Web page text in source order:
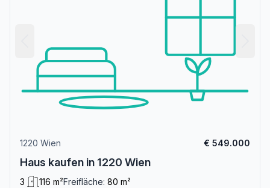
1220 Wien € 549.000
Haus kaufen in 1220 Wien
3 116 m²Freifläche: 80 m²